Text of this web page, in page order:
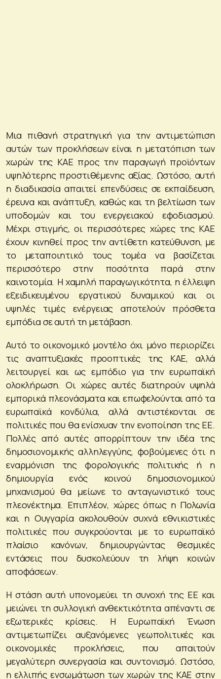
Μια πιθανή στρατηγική για την αντιμετώπιση
αυτών των προκλήσεων είναι η μετατόπιση των
χωρών της ΚΑΕ προς την παραγωγή προϊόντων
υψηλότερης προστιθέμενης αξίας. Ωστόσο, αυτή
η διαδικασία απαιτεί επενδύσεις σε εκπαίδευση,
έρευνα και ανάπτυξη, καθώς και τη βελτίωση των
υποδομών και του ενεργειακού εφοδιασμού.
Μέχρι στιγμής, οι περισσότερες χώρες της ΚΑΕ
έχουν κινηθεί προς την αντίθετη κατεύθυνση, με
το μεταποιητικό τους τομέα να βασίζεται
περισσότερο στην ποσότητα παρά στην
καινοτομία. Η χαμηλή παραγωγικότητα, η έλλειψη
εξειδικευμένου εργατικού δυναμικού και οι
υψηλές τιμές ενέργειας αποτελούν πρόσθετα
εμπόδια σε αυτή τη μετάβαση.
Αυτό το οικονομικό μοντέλο όχι μόνο περιορίζει
τις αναπτυξιακές προοπτικές της ΚΑΕ, αλλά
λειτουργεί και ως εμπόδιο για την ευρωπαϊκή
ολοκλήρωση. Οι χώρες αυτές διατηρούν υψηλά
εμπορικά πλεονάσματα και επωφελούνται από τα
ευρωπαϊκά κονδύλια, αλλά αντιστέκονται σε
πολιτικές που θα ενίσχυαν την ενοποίηση της ΕΕ.
Πολλές από αυτές απορρίπτουν την ιδέα της
δημοσιονομικής αλληλεγγύης, φοβούμενες ότι η
εναρμόνιση της φορολογικής πολιτικής ή η
δημιουργία ενός κοινού δημοσιονομικού
μηχανισμού θα μείωνε το ανταγωνιστικό τους
πλεονέκτημα. Επιπλέον, χώρες όπως η Πολωνία
και η Ουγγαρία ακολουθούν συχνά εθνικιστικές
πολιτικές που συγκρούονται με το ευρωπαϊκό
πλαίσιο κανόνων, δημιουργώντας θεσμικές
εντάσεις που δυσκολεύουν τη λήψη κοινών
αποφάσεων.
Η στάση αυτή υπονομεύει τη συνοχή της ΕΕ και
μειώνει τη συλλογική ανθεκτικότητα απέναντι σε
εξωτερικές κρίσεις. Η Ευρωπαϊκή Ένωση
αντιμετωπίζει αυξανόμενες γεωπολιτικές και
οικονομικές προκλήσεις, που απαιτούν
μεγαλύτερη συνεργασία και συντονισμό. Ωστόσο,
η ελλιπής ενσωμάτωση των χωρών της ΚΑΕ στην